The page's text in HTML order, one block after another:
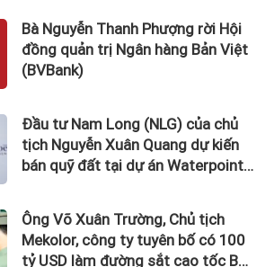
Bà Nguyễn Thanh Phượng rời Hội
đồng quản trị Ngân hàng Bản Việt
(BVBank)
Đầu tư Nam Long (NLG) của chủ
tịch Nguyễn Xuân Quang dự kiến
bán quỹ đất tại dự án Waterpoint,
Ông Võ Xuân Trường, Chủ tịch
Mekolor, công ty tuyên bố có 100
tỷ USD làm đường sắt cao tốc Bắc